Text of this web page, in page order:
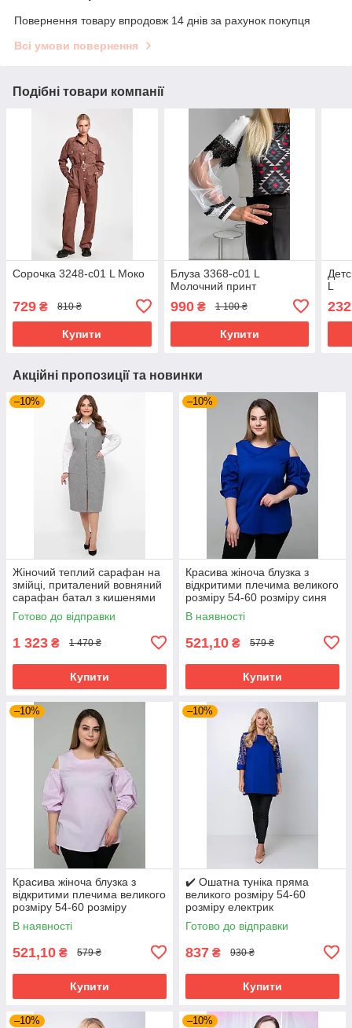
Повернення товару впродовж 14 днів за рахунок покупця
Всі умови повернення
Подібні товари компанії
Сорочка 3248-с01 L Моко
729 ₴ 810 ₴
Купити
Блуза 3368-c01 L
Молочний принт
990₴ 1 100 ₴
Купити
L
Акційні пропозиції та новинки
–10%
Жіночий теплий сарафан на
змійці, приталений вовняний
сарафан батал з кишенями
великих розмірів 54-64
розміри сірий
Готово до відправки
1 323 ₴ 1 470 ₴
Купити
–10%
Красива жіноча блузка з
відкритими плечима великого
розміру 54-60 розміру синя
В наявності
521,10 ₴ 579 ₴
Купити
–10%
Красива жіноча блузка з
відкритими плечима великого
розміру 54-60 розміру
бузкова
В наявності
521,10 ₴ 579 ₴
Купити
–10%
✔️ Ошатна туніка пряма
великого розміру 54-60
розміру електрик
Готово до відправки
837 ₴ 930 ₴
Купити
–10% –10%